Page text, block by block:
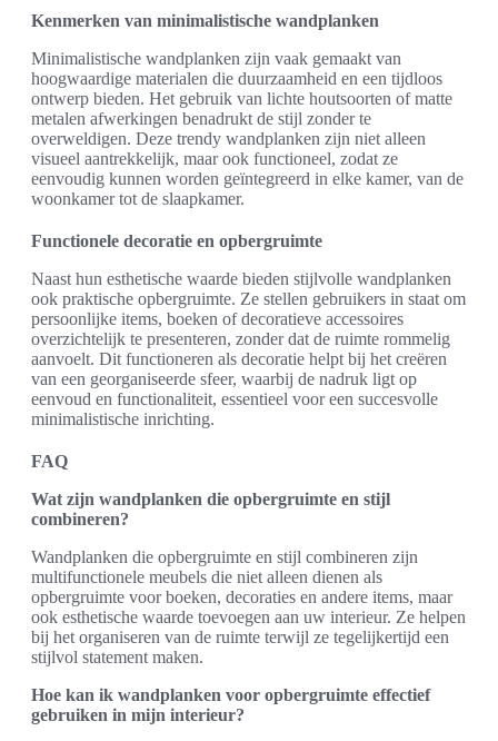
Kenmerken van minimalistische wandplanken
Minimalistische wandplanken zijn vaak gemaakt van
hoogwaardige materialen die duurzaamheid en een tijdloos
ontwerp bieden. Het gebruik van lichte houtsoorten of matte
metalen afwerkingen benadrukt de stijl zonder te
overweldigen. Deze trendy wandplanken zijn niet alleen
visueel aantrekkelijk, maar ook functioneel, zodat ze
eenvoudig kunnen worden geïntegreerd in elke kamer, van de
woonkamer tot de slaapkamer.
Functionele decoratie en opbergruimte
Naast hun esthetische waarde bieden stijlvolle wandplanken
ook praktische opbergruimte. Ze stellen gebruikers in staat om
persoonlijke items, boeken of decoratieve accessoires
overzichtelijk te presenteren, zonder dat de ruimte rommelig
aanvoelt. Dit functioneren als decoratie helpt bij het creëren
van een georganiseerde sfeer, waarbij de nadruk ligt op
eenvoud en functionaliteit, essentieel voor een succesvolle
minimalistische inrichting.
FAQ
Wat zijn wandplanken die opbergruimte en stijl
combineren?
Wandplanken die opbergruimte en stijl combineren zijn
multifunctionele meubels die niet alleen dienen als
opbergruimte voor boeken, decoraties en andere items, maar
ook esthetische waarde toevoegen aan uw interieur. Ze helpen
bij het organiseren van de ruimte terwijl ze tegelijkertijd een
stijlvol statement maken.
Hoe kan ik wandplanken voor opbergruimte effectief
gebruiken in mijn interieur?